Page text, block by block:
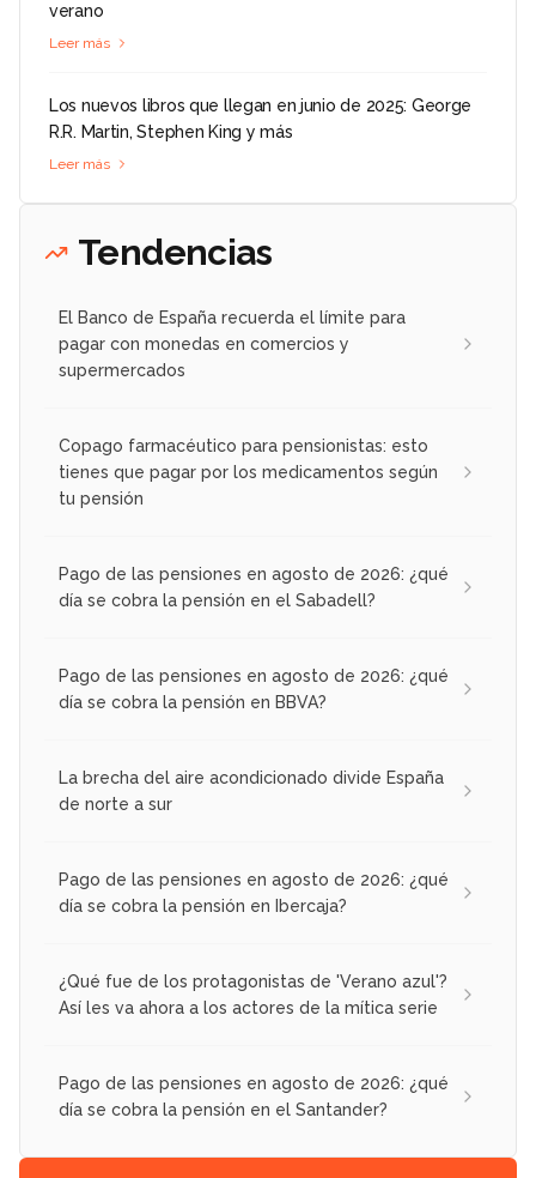
verano
Leer más
Los nuevos libros que llegan en junio de 2025: George
R.R. Martin, Stephen King y más
Leer más
Tendencias
El Banco de España recuerda el límite para
pagar con monedas en comercios y
supermercados
Copago farmacéutico para pensionistas: esto
tienes que pagar por los medicamentos según
tu pensión
Pago de las pensiones en agosto de 2026: ¿qué
día se cobra la pensión en el Sabadell?
Pago de las pensiones en agosto de 2026: ¿qué
día se cobra la pensión en BBVA?
La brecha del aire acondicionado divide España
de norte a sur
Pago de las pensiones en agosto de 2026: ¿qué
día se cobra la pensión en Ibercaja?
¿Qué fue de los protagonistas de 'Verano azul'?
Así les va ahora a los actores de la mítica serie
Pago de las pensiones en agosto de 2026: ¿qué
día se cobra la pensión en el Santander?